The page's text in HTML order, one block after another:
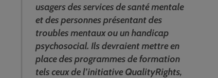
usagers des services de santé mentale
et des personnes présentant des
troubles mentaux ou un handicap
psychosocial. Ils devraient mettre en
place des programmes de formation
tels ceux de l’initiative QualityRights,